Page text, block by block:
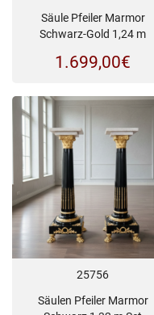
Säule Pfeiler Marmor
Schwarz-Gold 1,24 m
1.699,00€
25756
Säulen Pfeiler Marmor